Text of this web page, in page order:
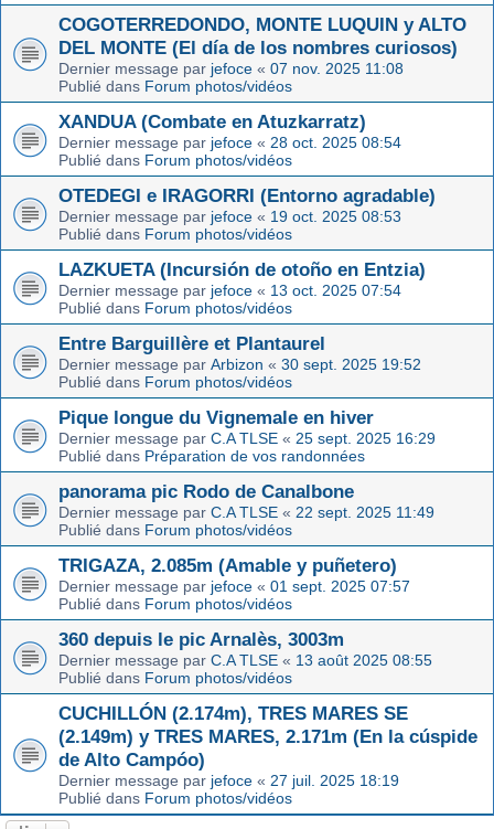
COGOTERREDONDO, MONTE LUQUIN y ALTO
DEL MONTE (El día de los nombres curiosos)
Dernier message par jefoce « 07 nov. 2025 11:08
Publié dans Forum photos/vidéos
XANDUA (Combate en Atuzkarratz)
Dernier message par jefoce « 28 oct. 2025 08:54
Publié dans Forum photos/vidéos
OTEDEGI e IRAGORRI (Entorno agradable)
Dernier message par jefoce « 19 oct. 2025 08:53
Publié dans Forum photos/vidéos
LAZKUETA (Incursión de otoño en Entzia)
Dernier message par jefoce « 13 oct. 2025 07:54
Publié dans Forum photos/vidéos
Entre Barguillère et Plantaurel
Dernier message par Arbizon « 30 sept. 2025 19:52
Publié dans Forum photos/vidéos
Pique longue du Vignemale en hiver
Dernier message par C.A TLSE « 25 sept. 2025 16:29
Publié dans Préparation de vos randonnées
panorama pic Rodo de Canalbone
Dernier message par C.A TLSE « 22 sept. 2025 11:49
Publié dans Forum photos/vidéos
TRIGAZA, 2.085m (Amable y puñetero)
Dernier message par jefoce « 01 sept. 2025 07:57
Publié dans Forum photos/vidéos
360 depuis le pic Arnalès, 3003m
Dernier message par C.A TLSE « 13 août 2025 08:55
Publié dans Forum photos/vidéos
CUCHILLÓN (2.174m), TRES MARES SE
(2.149m) y TRES MARES, 2.171m (En la cúspide
de Alto Campóo)
Dernier message par jefoce « 27 juil. 2025 18:19
Publié dans Forum photos/vidéos